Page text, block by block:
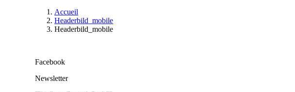
Accueil
Headerbild_mobile
Headerbild_mobile
Facebook
Newsletter